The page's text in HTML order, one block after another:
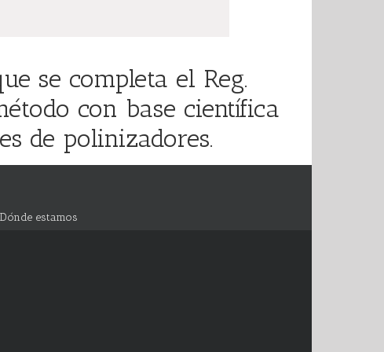
se completa el Reg.
con base científica
de polinizadores.
Dónde estamos